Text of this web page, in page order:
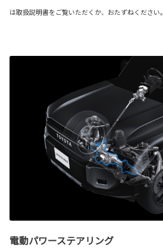
は取扱説明書をご覧いただくか、おたずねください。
電動パワーステアリング